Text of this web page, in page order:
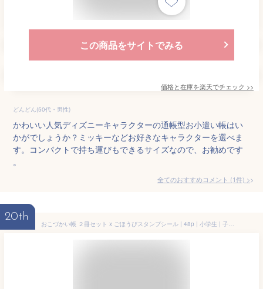
この商品をサイトでみる
価格と在庫を楽天でチェック >>
どんどん(50代・男性)
かわいい人気ディズニーキャラクターの通帳型お小遣い帳はい
かがでしょうか？ミッキーなどお好きなキャラクターを選べま
す。コンパクトで持ち運びもできるサイズなので、お勧めです
。
全てのおすすめコメント (1件) >
20th
おこづかい帳 ２冊セット x ごほうびスタンプシール | 48p | 小学生 | 子どものおこずかい管理 | お金の勉強 | プレゼント | こどものつうちょう kyowa